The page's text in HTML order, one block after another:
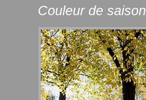
Couleur de saison